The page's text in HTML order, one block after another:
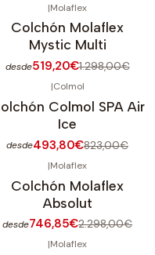
|Molaflex
Colchón Molaflex
Mystic Multi
desde519,20€1.298,00€
|Colmol
Colmol SPA Air
Ice
desde493,80€823,00€
|Molaflex
Colchón Molaflex
Absolut
desde746,85€2.298,00€
|Molaflex